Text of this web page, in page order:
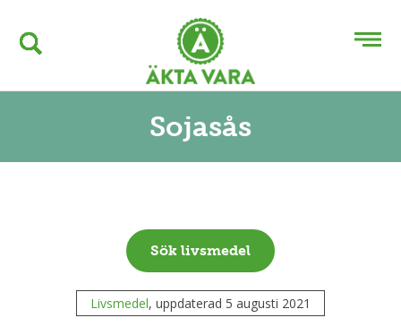
Sojasås
Sök livsmedel
Livsmedel, uppdaterad 5 augusti 2021